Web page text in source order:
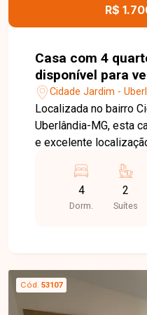
R$
Casa com 4
disponível para
Jardim em
Cidade Jardim -
Localizada no bairro
Uberlândia-MG, esta
e excelente
completa, fácil
variedade de
opções de lazer,
quartos, sendo 2
externo, cozinha
jardim de inverno,
4
Dorm.
2
Suítes
Cód. 53107